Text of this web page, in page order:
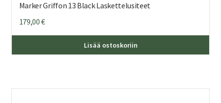
Marker Griffon 13 Black Laskettelusiteet
179,00€
Lisää ostoskoriin